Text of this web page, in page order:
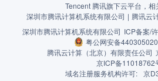
Tencent 腾讯旗下云平台，相
深圳市腾讯计算机系统有限公司 | 腾讯云
深圳市腾讯计算机系统有限公司 ICP备案/
粤公网安备
腾讯云计算（北京）有限责任公司
京ICP备11018762
域名注册服务机构许可: 京